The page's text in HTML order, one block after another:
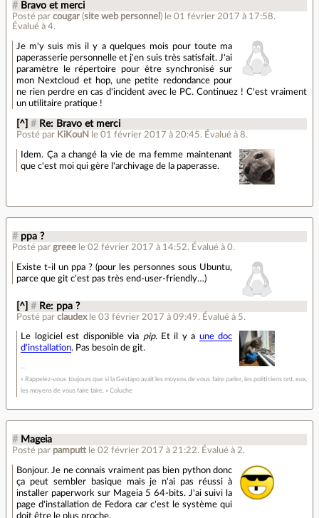
# Bravo et merci
Posté par cougar (site web personnel ) le 01 février 2017 à 17:58.
Évalué à 4.
Je m'y suis mis il y a quelques mois pour toute ma
paperasserie personnelle et j'en suis très satisfait. J'ai
paramètre le répertoire pour être synchronisé sur
mon Nextcloud et hop, une petite redondance pour
ne rien perdre en cas d'incident avec le PC. Continuez ! C'est vraiment
un utilitaire pratique !
[^] # Re: Bravo et merci
Posté par KiKouN le 01 février 2017 à 20:45. Évalué à8.
Idem. Ça a changé la vie de ma femme maintenant
que c'est moi qui gère l'archivage de la paperasse.
# ppa ?
Posté par greee le 02 février 2017 à 14:52. Évalué à 0.
Existe t-il un ppa ? (pour les personnes sous Ubuntu,
parce que git c'est pas très end-user-friendly…)
[^] # Re: ppa ?
Posté parclaudex le 03 février 2017 à 09:49. Évalué à 5.
Le logiciel est disponible via pip. Et il y a une doc
d'installation. Pas besoin de git.
« Rappelez-vous toujours que si la Gestapo avait les moyens de vous faire parler, les politiciens ont, eux,
les moyens de vous faire taire. » Coluche
# Mageia
Posté par pamputt le 02 février 2017 à 21:22. Évalué à 2.
Bonjour. Je ne connais vraiment pas bien python donc
ça peut sembler basique mais je n'ai pas réussi à
installer paperwork sur Mageia 5 64-bits. J'ai suivi la
page d'installation de Fedora car c'est le système qui
doit être le plus proche.